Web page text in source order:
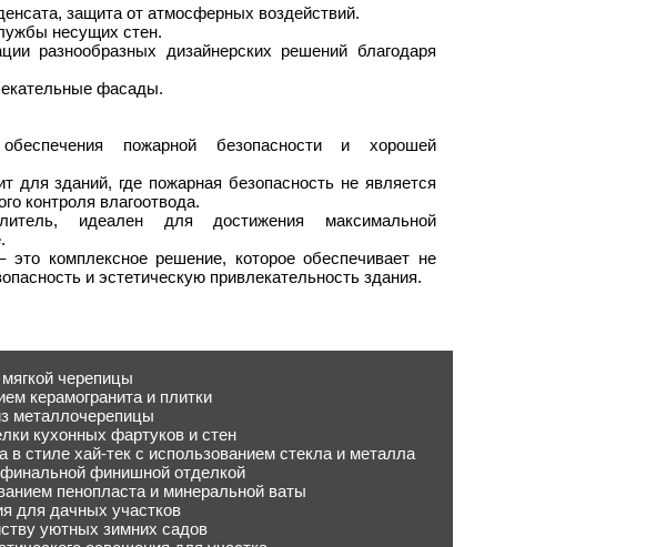
защита от атмосферных воздействий.
несущих стен.
разнообразных дизайнерских решений благодаря
фасады.
пожарной безопасности и хорошей
для зданий, где пожарная безопасность не является
контроля влагоотвода.
идеален для достижения максимальной
комплексное решение, которое обеспечивает не
и эстетическую привлекательность здания.
черепицы
керамогранита и плитки
металлочерепицы
кухонных фартуков и стен
стиле хай-тек с использованием стекла и металла
финальной финишной отделкой
пенопласта и минеральной ваты
для дачных участков
уютных зимних садов